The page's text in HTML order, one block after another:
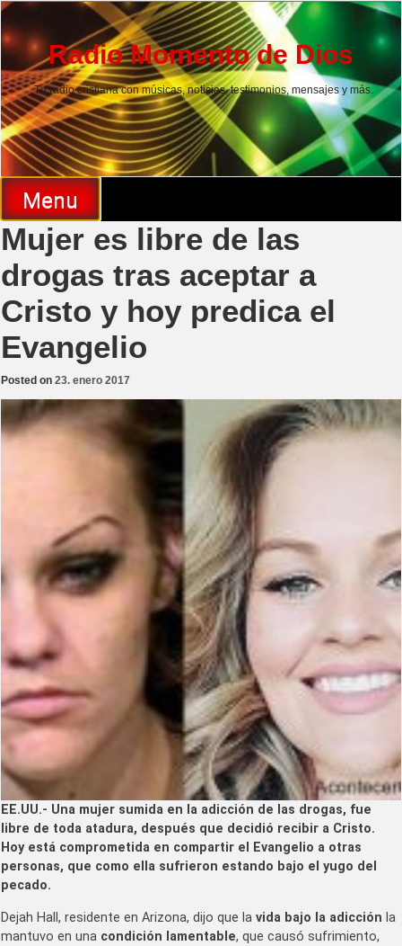
Skip
to
contentRadio Momento de Dios
Tu radio cristiana con músicas, noticias, testimonios, mensajes y más.
Menu
Mujer es libre de las
drogas tras aceptar a
Cristo y hoy predica el
Evangelio
Posted on 23. enero 2017
EE.UU.- Una mujer sumida en la adicción de las drogas, fue
libre de toda atadura, después que decidió recibir a Cristo.
Hoy está comprometida en compartir el Evangelio a otras
personas, que como ella sufrieron estando bajo el yugo del
pecado.
Dejah Hall, residente en Arizona, dijo que la vida bajo la adicción la
mantuvo en una condición lamentable, que causó sufrimiento,